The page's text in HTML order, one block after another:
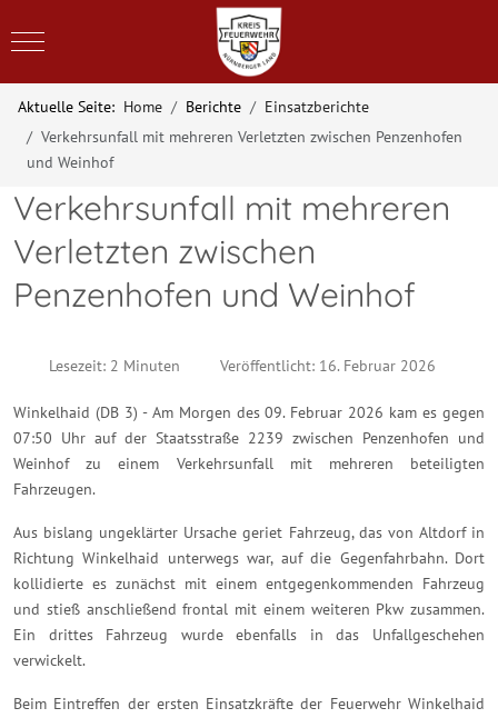
Mobile Menu Toggle
Aktuelle Seite: Home Berichte
Einsatzberichte
Verkehrsunfall mit mehreren Verletzten zwischen Penzenhofen
und Weinhof
Verkehrsunfall mit mehreren
Verletzten zwischen
Penzenhofen und Weinhof
Lesezeit: 2 Minuten Veröffentlicht: 16. Februar 2026
Winkelhaid (DB 3) - Am Morgen des 09. Februar 2026 kam es gegen
07:50 Uhr auf der Staatsstraße 2239 zwischen Penzenhofen und
Weinhof zu einem Verkehrsunfall mit mehreren beteiligten
Fahrzeugen.
Aus bislang ungeklärter Ursache geriet Fahrzeug, das von Altdorf in
Richtung Winkelhaid unterwegs war, auf die Gegenfahrbahn. Dort
kollidierte es zunächst mit einem entgegenkommenden Fahrzeug
und stieß anschließend frontal mit einem weiteren Pkw zusammen.
Ein drittes Fahrzeug wurde ebenfalls in das Unfallgeschehen
verwickelt.
Beim Eintreffen der ersten Einsatzkräfte der Feuerwehr Winkelhaid